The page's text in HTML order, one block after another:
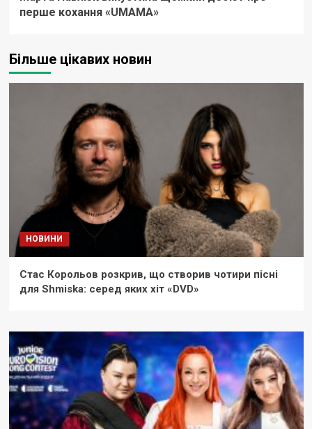
перше кохання «UМАМА»
Більше цікавих новин
НОВИНИ
Стас Корольов розкрив, що створив чотири пісні
для Shmiska: серед яких хіт «DVD»